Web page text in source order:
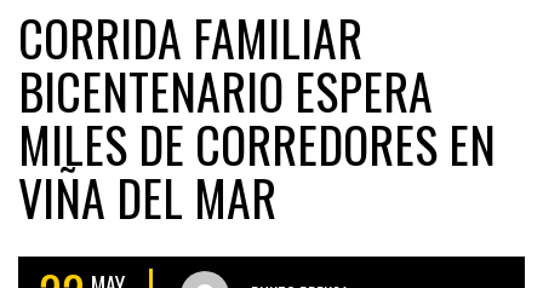
CORRIDA FAMILIAR
BICENTENARIO ESPERA
MILES DE CORREDORES EN
VIÑA DEL MAR